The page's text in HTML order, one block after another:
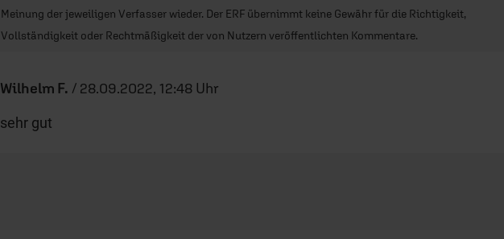
Meinung der jeweiligen Verfasser wieder. Der ERF übernimmt keine Gewähr für die Richtigkeit,
Vollständigkeit oder Rechtmäßigkeit der von Nutzern veröffentlichten Kommentare.
Wilhelm F. / 28.09.2022, 12:48 Uhr
sehr gut